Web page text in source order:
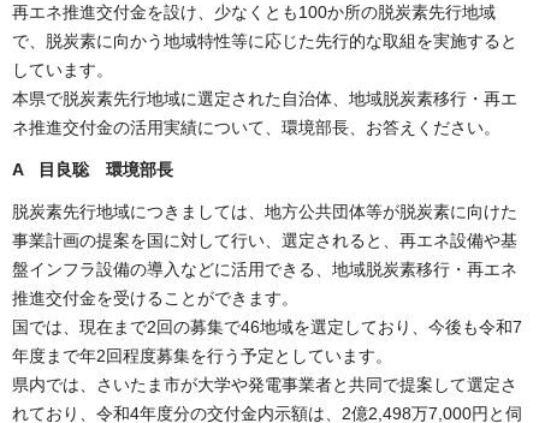
再エネ推進交付金を設け、少なくとも100か所の脱炭素先行地域
で、脱炭素に向かう地域特性等に応じた先行的な取組を実施すると
しています。
本県で脱炭素先行地域に選定された自治体、地域脱炭素移行・再エ
ネ推進交付金の活用実績について、環境部長、お答えください。
A 目良聡 環境部長
脱炭素先行地域につきましては、地方公共団体等が脱炭素に向けた
事業計画の提案を国に対して行い、選定されると、再エネ設備や基
盤インフラ設備の導入などに活用できる、地域脱炭素移行・再エネ
推進交付金を受けることができます。
国では、現在まで2回の募集で46地域を選定しており、今後も令和7
年度まで年2回程度募集を行う予定としています。
県内では、さいたま市が大学や発電事業者と共同で提案して選定さ
れており、令和4年度分の交付金内示額は、2億2,498万7,000円と伺